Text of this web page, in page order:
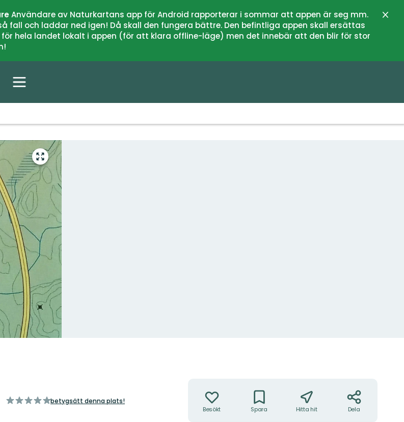
Användare av Naturkartans app för Android rapporterar i sommar att appen är seg mm.
fall och laddar ned igen! Då skall den fungera bättre. Den befintliga appen skall ersättas
hela landet lokalt i appen (för att klara offline-läge) men det innebär att den blir för stor
Gå
till
helskärmsläge
av
betygsätt denna plats!
Besökt Spara Hitta hit Dela